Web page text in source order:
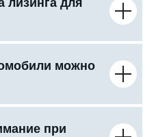
можно
при